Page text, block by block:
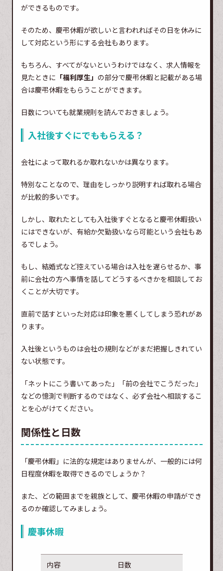
ができるものです。
そのため、慶弔休暇が欲しいと言われればその日を休みに
して対応という形にする会社もあります。
もちろん、すべてがないというわけではなく、求人情報を
見たときに 「福利厚生」 の部分で慶弔休暇と記載がある場
合は慶弔休暇をもらうことができます。
日数についても就業規則を読んでおきましょう。
入社後すぐにでももらえる？
会社によって取れるか取れないかは異なります。
特別なことなので、理由をしっかり説明すれば取れる場合
が比較的多いです。
しかし、取れたとしても入社後すぐとなると慶弔休暇扱い
にはできないが、有給か欠勤扱いなら可能という会社もあ
るでしょう。
もし、結婚式など控えている場合は入社を遅らせるか、事
前に会社の方へ事情を話してどうするべきかを相談してお
くことが大切です。
直前で話すといった対応は印象を悪くしてしまう恐れがあ
ります。
入社後というものは会社の規則などがまだ把握しきれてい
ない状態です。
「ネットにこう書いてあった」「前の会社でこうだった」
などの憶測で判断するのではなく、必ず会社へ相談するこ
とを心がけてください。
関係性と日数
「慶弔休暇」に法的な規定はありませんが、一般的には何
日程度休暇を取得できるのでしょうか？
また、どの範囲までを親族として、慶弔休暇の申請ができ
るのか確認してみましょう。
慶事休暇
内容 日数